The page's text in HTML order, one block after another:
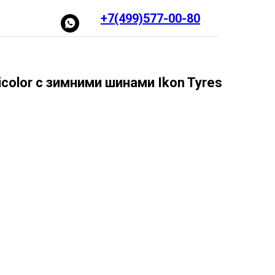
+7(499)577-00-80
с зимними шинами Ikon Tyres